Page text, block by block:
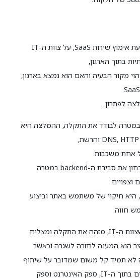
בעת אימוץ שירות SaaS, על צוות ה-IT
בתוך הארגון,
מקור הבעיה והאם הוא נמצא בארגון,
לפתרון.
לבודד את התקלה, ההמלצה היא
אחת משכבות.
בנוסף אנו ממליצים לבחון את סביבת ה-backend במטרה
וצפויים.
היא חיקוי של משתמש באתר וביצוע
חווה.
: ברגע שצוות ה-IT, מזהה את התקלה ומצליח
הוא המענה לחזרה לשגרה וכאשר
לא תמיד קל משום שמדובר על שיתוף
בין מגוון רחב של צוותים בתוך ה-IT, ספק האינטרנט וספק